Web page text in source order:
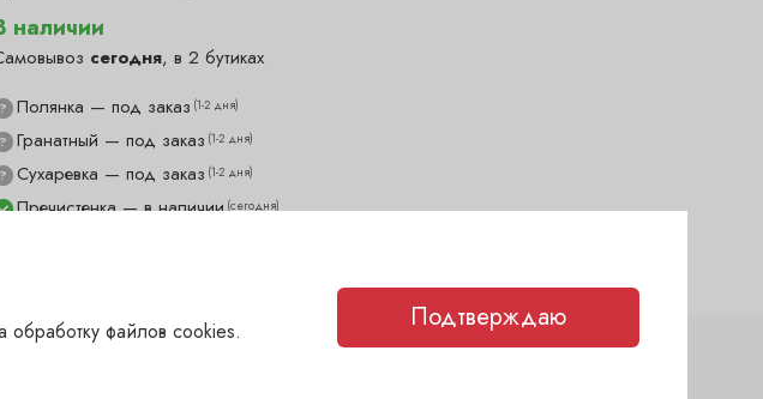
наличии
сегодня, в 2 бутиках
? Гранатный — под заказ (1-2 дня)
? Полянка — под заказ (1-2 дня)
Пречистенка — в наличии (сегодня)
? Сухаревка — под заказ (1-2 дня)
файлов cookies.
Подтверждаю